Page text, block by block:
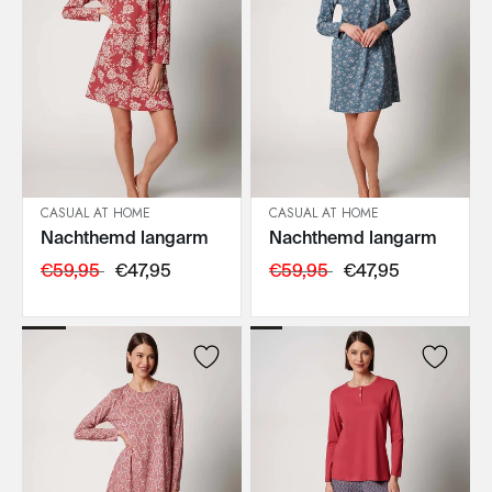
IN DEN WARENKORB
CASUAL AT HOME
Nachthemd langarm
€59,95 €47,95
IN DEN WARENKORB
CASUAL AT HOME
Nachthemd langarm
€59,95 €47,95